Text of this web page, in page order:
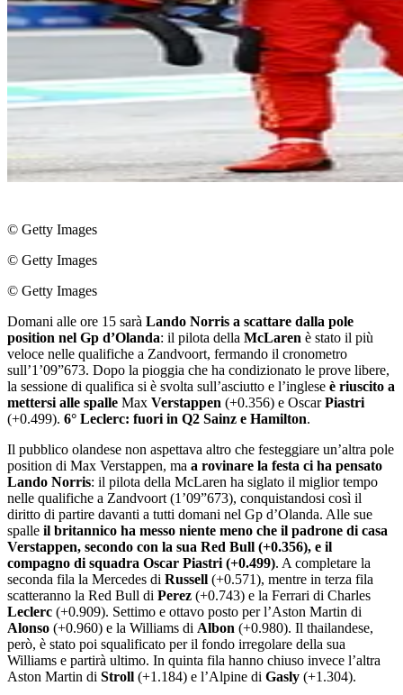
© Getty Images
© Getty Images
© Getty Images
Domani alle ore 15 sarà Lando Norris a scattare dalla pole
position nel Gp d’Olanda: il pilota della McLaren è stato il più
veloce nelle qualifiche a Zandvoort, fermando il cronometro
sull’1’09”673. Dopo la pioggia che ha condizionato le prove libere,
la sessione di qualifica si è svolta sull’asciutto e l’inglese è riuscito a
mettersi alle spalle Max Verstappen (+0.356) e OscarPiastri
(+0.499). 6° Leclerc: fuori in Q2 Sainz e Hamilton.
Il pubblico olandese non aspettava altro che festeggiare un’altra pole
position di Max Verstappen, ma a rovinare la festa ci ha pensato
Lando Norris: il pilota della McLaren ha siglato il miglior tempo
nelle qualifiche a Zandvoort (1’09”673), conquistandosi così il
diritto di partire davanti a tutti domani nel Gp d’Olanda. Alle sue
spalle il britannico ha messo niente meno che il padrone di casa
Verstappen, secondo con la sua Red Bull (+0.356), e il
compagno di squadra Oscar Piastri (+0.499). A completare la
seconda fila la Mercedes di Russell (+0.571), mentre in terza fila
scatteranno la Red Bull di Perez (+0.743) e la Ferrari di Charles
Leclerc (+0.909). Settimo e ottavo posto per l’Aston Martin di
Alonso (+0.960) e la Williams di Albon (+0.980). Il thailandese,
però, è stato poi squalificato per il fondo irregolare della sua
Williams e partirà ultimo. In quinta fila hanno chiuso invece l’altra
Aston Martin di Stroll (+1.184) e l’Alpine di Gasly (+1.304).